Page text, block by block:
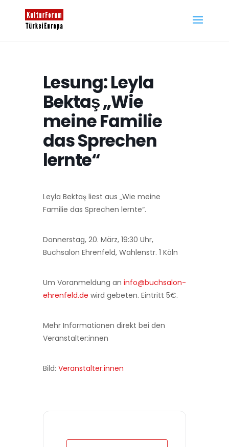
Lesung: Leyla
Bektaş „Wie
meine Familie
das Sprechen
lernte“
Leyla Bektaş liest aus „Wie meine
Familie das Sprechen lernte“.
Donnerstag, 20. März, 19:30 Uhr,
Buchsalon Ehrenfeld, Wahlenstr. 1 Köln
Um Voranmeldung an info@buchsalon-
ehrenfeld.de wird gebeten. Eintritt 5€.
Mehr Informationen direkt bei den
Veranstalter:innen
Bild: Veranstalter:innen